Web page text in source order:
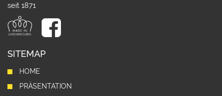
seit 1871
SITEMAP
HOME
PRÄSENTATION